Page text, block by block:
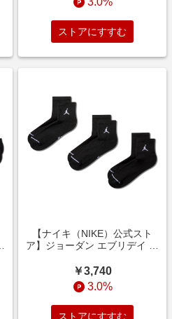
ストアにすすむ
【ナイキ（NIKE）公式スト
ア】ジョーダン エブリデイ ア
足) DX9655-010 ブラック
￥3,740
3.0%
ストアにすすむ